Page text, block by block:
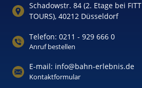
Schadowstr. 84 (2. Etage bei FITT
TOURS), 40212 Düsseldorf
Telefon: 0211 - 929 666 0
Anruf bestellen
E-mail: info@bahn-erlebnis.de
Kontaktformular